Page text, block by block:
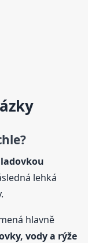
lehká
hlavně
vody a rýže